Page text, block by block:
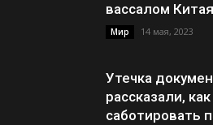
вассалом Китая
Мир 14 мая, 2023
Утечка
рассказали,
саботировать